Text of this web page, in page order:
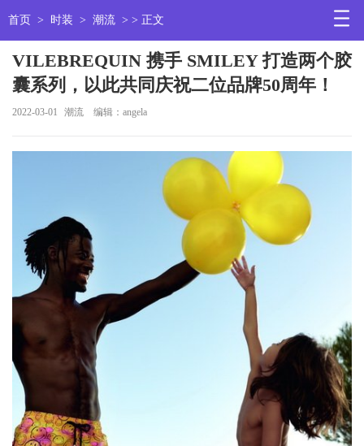
首页 > 时装 > 潮流 > > 正文
VILEBREQUIN 携手 SMILEY 打造两个胶
囊系列，以此共同庆祝二位品牌50周年！
2022-03-01 潮流 编辑：angela